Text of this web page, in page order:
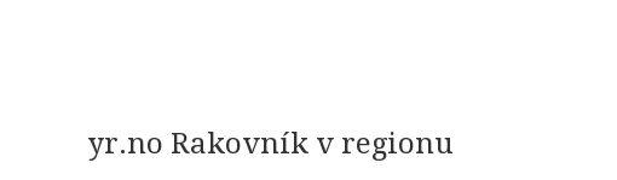
yr.no Rakovník v regionu